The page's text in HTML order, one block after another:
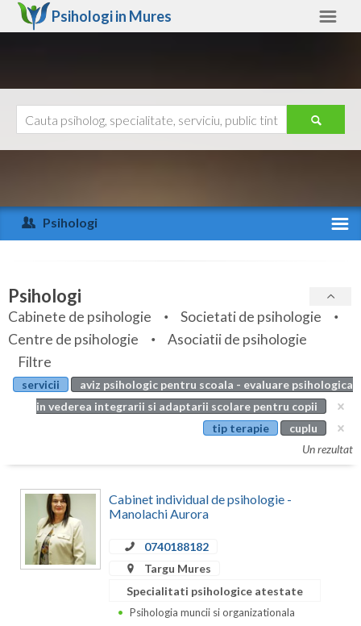
Psihologi in Mures
Arad
Arges
Bihor
Bistrita-Nasaud
Botosani
Braila
Bucuresti
Buzau
Calarasi
Caras-Severin
Ajutor
Psihologi
Specialitati
Servicii
Articole
Evenimente
Psihologi
Cabinete de psihologie
Societati de psihologie
Centre de psihologie
Asociatii de psihologie
Filtre
servicii
aviz psihologic pentru scoala - evaluare psihologica
in vederea integrarii si adaptarii scolare pentru copii
tip terapie
cuplu
Un rezultat
Cabinet individual de psihologie -
Manolachi Aurora
0740188182
Targu Mures
Specialitati psihologice atestate
Psihologia muncii si organizationala